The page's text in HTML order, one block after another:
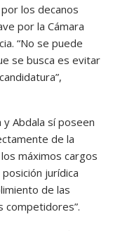
los decanos
por la Cámara
“No se puede
se busca es evitar
Abdala sí poseen
de la
máximos cargos
jurídica
de las
competidores”.